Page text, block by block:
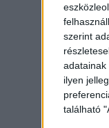
szerint
adatainak
ilyen
található